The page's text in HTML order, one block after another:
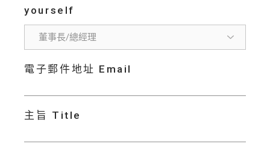
yourself
電子郵件地址 Email
主旨 Title